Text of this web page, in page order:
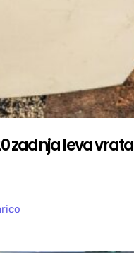
zadnja leva vrata